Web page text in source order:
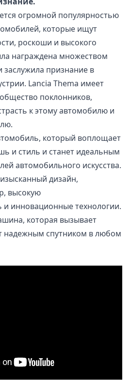
огромной популярностью
которые ищут
роскоши и высокого
награждена множеством
заслужила признание в
Lancia Thema имеет
поклонников,
к этому автомобилю и
который воплощает
и стиль и станет идеальным
автомобильного искусства.
дизайн,
высокую
и инновационные технологии.
которая вызывает
надежным спутником в любом